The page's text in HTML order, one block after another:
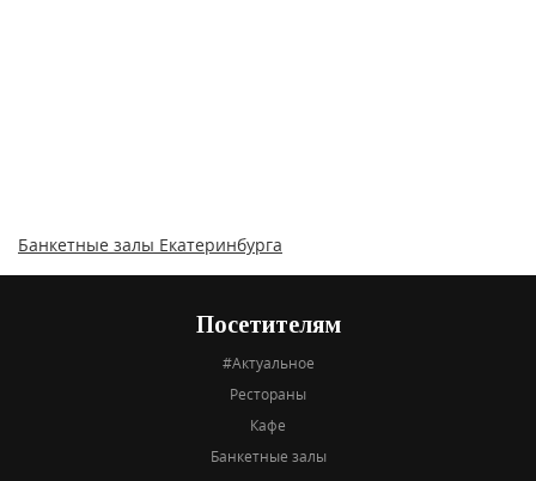
Банкетные залы Екатеринбурга
Посетителям
#Актуальное
Рестораны
Кафе
Банкетные залы